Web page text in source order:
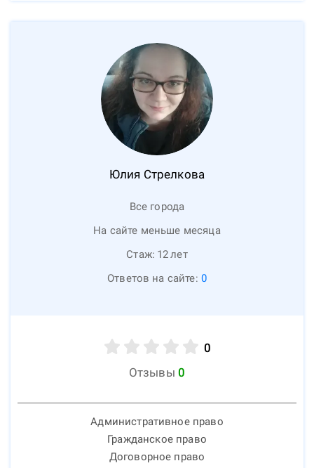
Юлия Стрелкова
Все города
На сайте меньше месяца
Стаж: 12лет
Ответов на сайте: 0
0
Отзывы 0
Административное право
Гражданское право
Договорное право